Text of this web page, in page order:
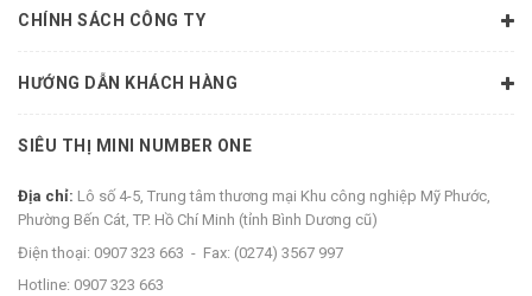
CHÍNH SÁCH CÔNG TY
HƯỚNG DẪN KHÁCH HÀNG
SIÊU THỊ MINI NUMBER ONE
Địa chỉ: Lô số 4-5, Trung tâm thương mại Khu công nghiệp Mỹ Phước,
Phường Bến Cát, TP. Hồ Chí Minh (tỉnh Bình Dương cũ)
Điện thoại: 0907 323 663 - Fax: (0274) 3567 997
Hotline: 0907 323 663